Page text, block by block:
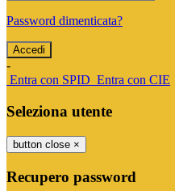
Password dimenticata?
-
Entra con SPID Entra con CIE
Seleziona utente
button close ×
Recupero password